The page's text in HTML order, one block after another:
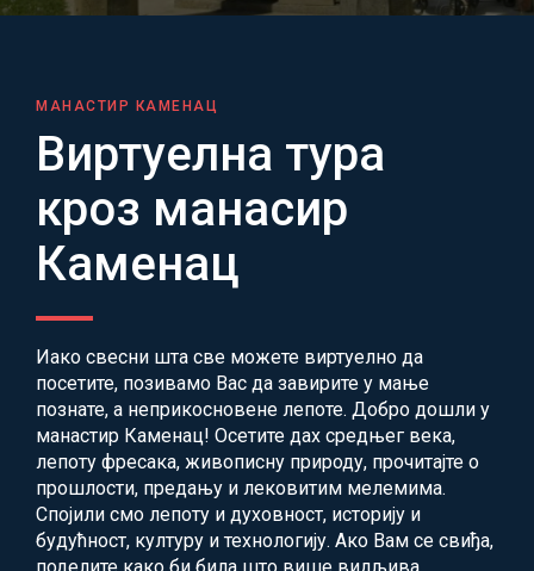
МАНАСТИР КАМЕНАЦ
Виртуелна тура
кроз манасир
Каменац
Иако свесни шта све можете виртуелно да
посетите, позивамо Вас да завирите у мање
познате, а неприкосновене лепоте. Добро дошли у
манастир Каменац! Осетите дах средњег века,
лепоту фресака, живописну природу, прочитајте о
прошлости, предању и лековитим мелемима.
Спојили смо лепоту и духовност, историју и
будућност, културу и технологију. Ако Вам се свиђа,